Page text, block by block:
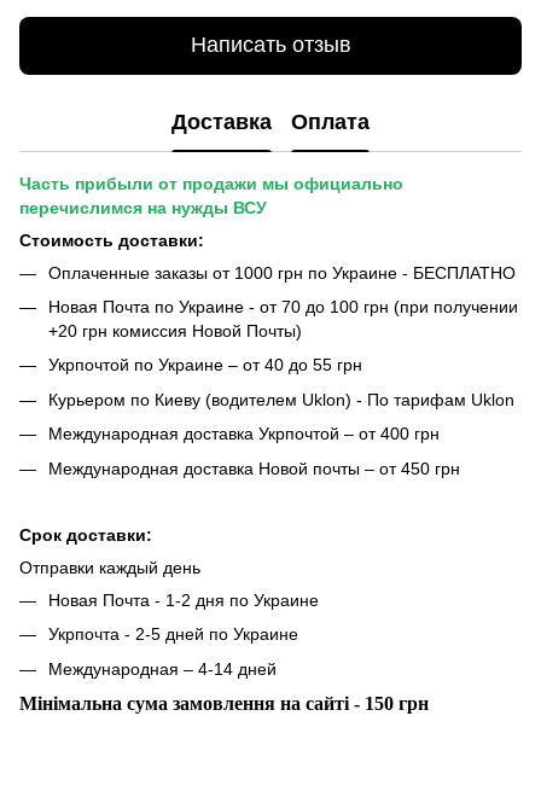
Написать отзыв
Доставка Оплата
Часть прибыли от продажи мы официально
перечислимся на нужды ВСУ
Стоимость доставки:
Оплаченные заказы от 1000 грн по Украине - БЕСПЛАТНО
Новая Почта по Украине - от 70 до 100 грн (при получении
+20 грн комиссия Новой Почты)
Укрпочтой по Украине – от 40 до 55 грн
Курьером по Киеву (водителем Uklon) - По тарифам Uklon
Международная доставка Укрпочтой – от 400 грн
Международная доставка Новой почты – от 450 грн
Срок доставки:
Отправки каждый день
Новая Почта - 1-2 дня по Украине
Укрпочта - 2-5 дней по Украине
Международная – 4-14 дней
Мінімальна сума замовлення на сайті - 150 грн